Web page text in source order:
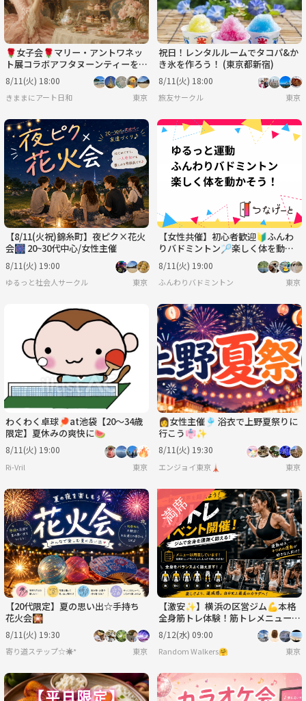
🌹女子会🌹マリー・アントワネッ
ト展コラボアフタヌーンティーを堪
能♪♪
8/11(火) 18:00
きままにアート日和 東京
祝日！レンタルルームでタコパ&か
き氷を作ろう！ (東京都新宿)
8/11(火) 18:00
旅友サークル 東京
【8/11(火祝)錦糸町】夜ピク×花火
会🎆 20~30代中心/女性主催
8/11(火) 19:00
ゆるっと社会人サークル 東京
【女性共催】初心者歓迎🔰ふんわ
りバドミントン🏸楽しく体を動か
そう！
8/11(火) 19:00
ふんわりバドミントン 東京
わくわく卓球🏓at池袋【20〜34歳
限定】夏休みの爽快に🍉
8/11(火) 19:00
Ri-Vril 東京
👩女性主催🎐 浴衣で上野夏祭りに
行こう👘✨
8/11(火) 19:30
エンジョイ東京🗼 東京
【20代限定】夏の思い出☆手持ち
花火会🎇
8/11(火) 19:30
寄り道ステップ☆☀︎* 東京
【激安✨️】横浜の区営ジム💪本格
全身筋トレ体験！筋トレメニューを
覚えて実践！少しキツめですが達成
感MAX✨
8/12(水) 09:00
Random Walkers🤗 東京